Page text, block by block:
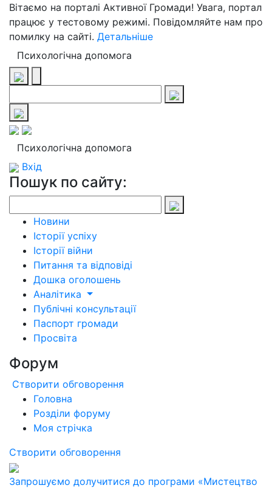
Вітаємо на порталі Активної Громади! Увага, портал
працює у тестовому режимі. Повідомляйте нам про
помилку на сайті. Детальніше
Психологічна допомога
Психологічна допомога
Вхід
Пошук по сайту:
Новини
Історії успіху
Історії війни
Питання та відповіді
Дошка оголошень
Аналітика
Публічні консультації
Паспорт громади
Просвіта
Форум
Створити обговорення
Головна
Розділи форуму
Моя стрічка
Створити обговорення
Запрошуємо долучитися до програми «Мистецтво